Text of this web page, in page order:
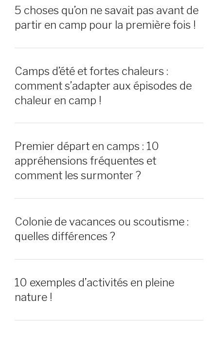
5 choses qu’on ne savait pas avant de
partir en camp pour la première fois !
Camps d’été et fortes chaleurs :
comment s’adapter aux épisodes de
chaleur en camp !
Premier départ en camps : 10
appréhensions fréquentes et
comment les surmonter ?
Colonie de vacances ou scoutisme :
quelles différences ?
10 exemples d’activités en pleine
nature !